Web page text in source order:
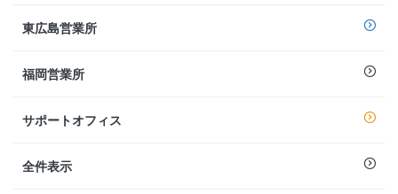
東広島営業所
福岡営業所
サポートオフィス
全件表示